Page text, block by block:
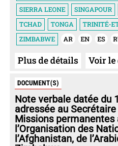
SIERRA LEONE
SINGAPOUR
TCHAD
TONGA TRINITÉ-
ZIMBABWE
AR EN ES
Plus de détails Voir le
DOCUMENT(S)
Note verbale datée du
adressée au
Missions permanentes
l’Organisation des
l’Afghanistan, de